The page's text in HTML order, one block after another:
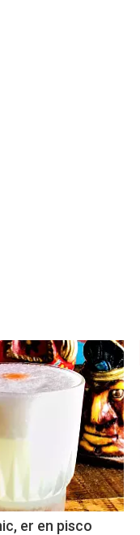
er en pisco